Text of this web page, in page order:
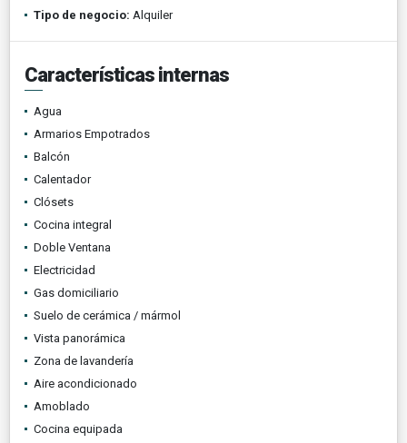
Tipo de negocio: Alquiler
Características internas
Agua
Armarios Empotrados
Balcón
Calentador
Clósets
Cocina integral
Doble Ventana
Electricidad
Gas domiciliario
Suelo de cerámica / mármol
Vista panorámica
Zona de lavandería
Aire acondicionado
Amoblado
Cocina equipada